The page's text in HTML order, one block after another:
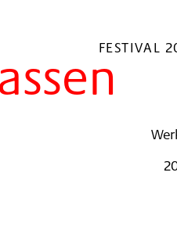
FESTIVAL